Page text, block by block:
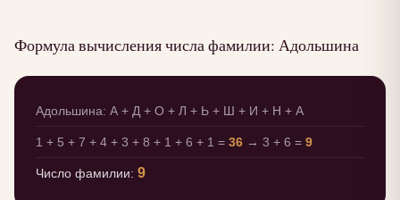
Формула вычисления числа фамилии: Адольшина
Адольшина: А + Д + О + Л + Ь + Ш + И + Н + А
1 + 5 + 7 + 4 + 3 + 8 + 1 + 6 + 1 = 36 → 3 + 6 = 9
Число фамилии: 9